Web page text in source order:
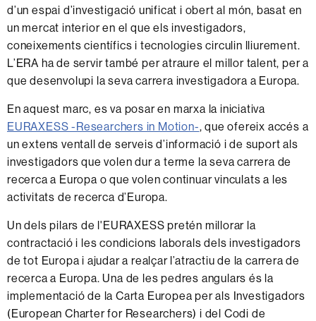
d’un espai d’investigació unificat i obert al món, basat en
un mercat interior en el que els investigadors,
coneixements científics i tecnologies circulin lliurement.
L’ERA ha de servir també per atraure el millor talent, per a
que desenvolupi la seva carrera investigadora a Europa.
En aquest marc, es va posar en marxa la iniciativa
EURAXESS -Researchers in Motion-, que ofereix accés a
un extens ventall de serveis d’informació i de suport als
investigadors que volen dur a terme la seva carrera de
recerca a Europa o que volen continuar vinculats a les
activitats de recerca d’Europa.
Un dels pilars de l'EURAXESS pretén millorar la
contractació i les condicions laborals dels investigadors
de tot Europa i ajudar a realçar l’atractiu de la carrera de
recerca a Europa. Una de les pedres angulars és la
implementació de la Carta Europea per als Investigadors
(European Charter for Researchers) i del Codi de